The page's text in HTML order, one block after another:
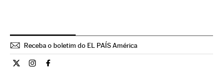
Receba o boletim do EL PAÍS América
Internacional El País Brasil en Twitter
Internacional El País Brasil en Instagram
Internacional El País Brasil en Facebook